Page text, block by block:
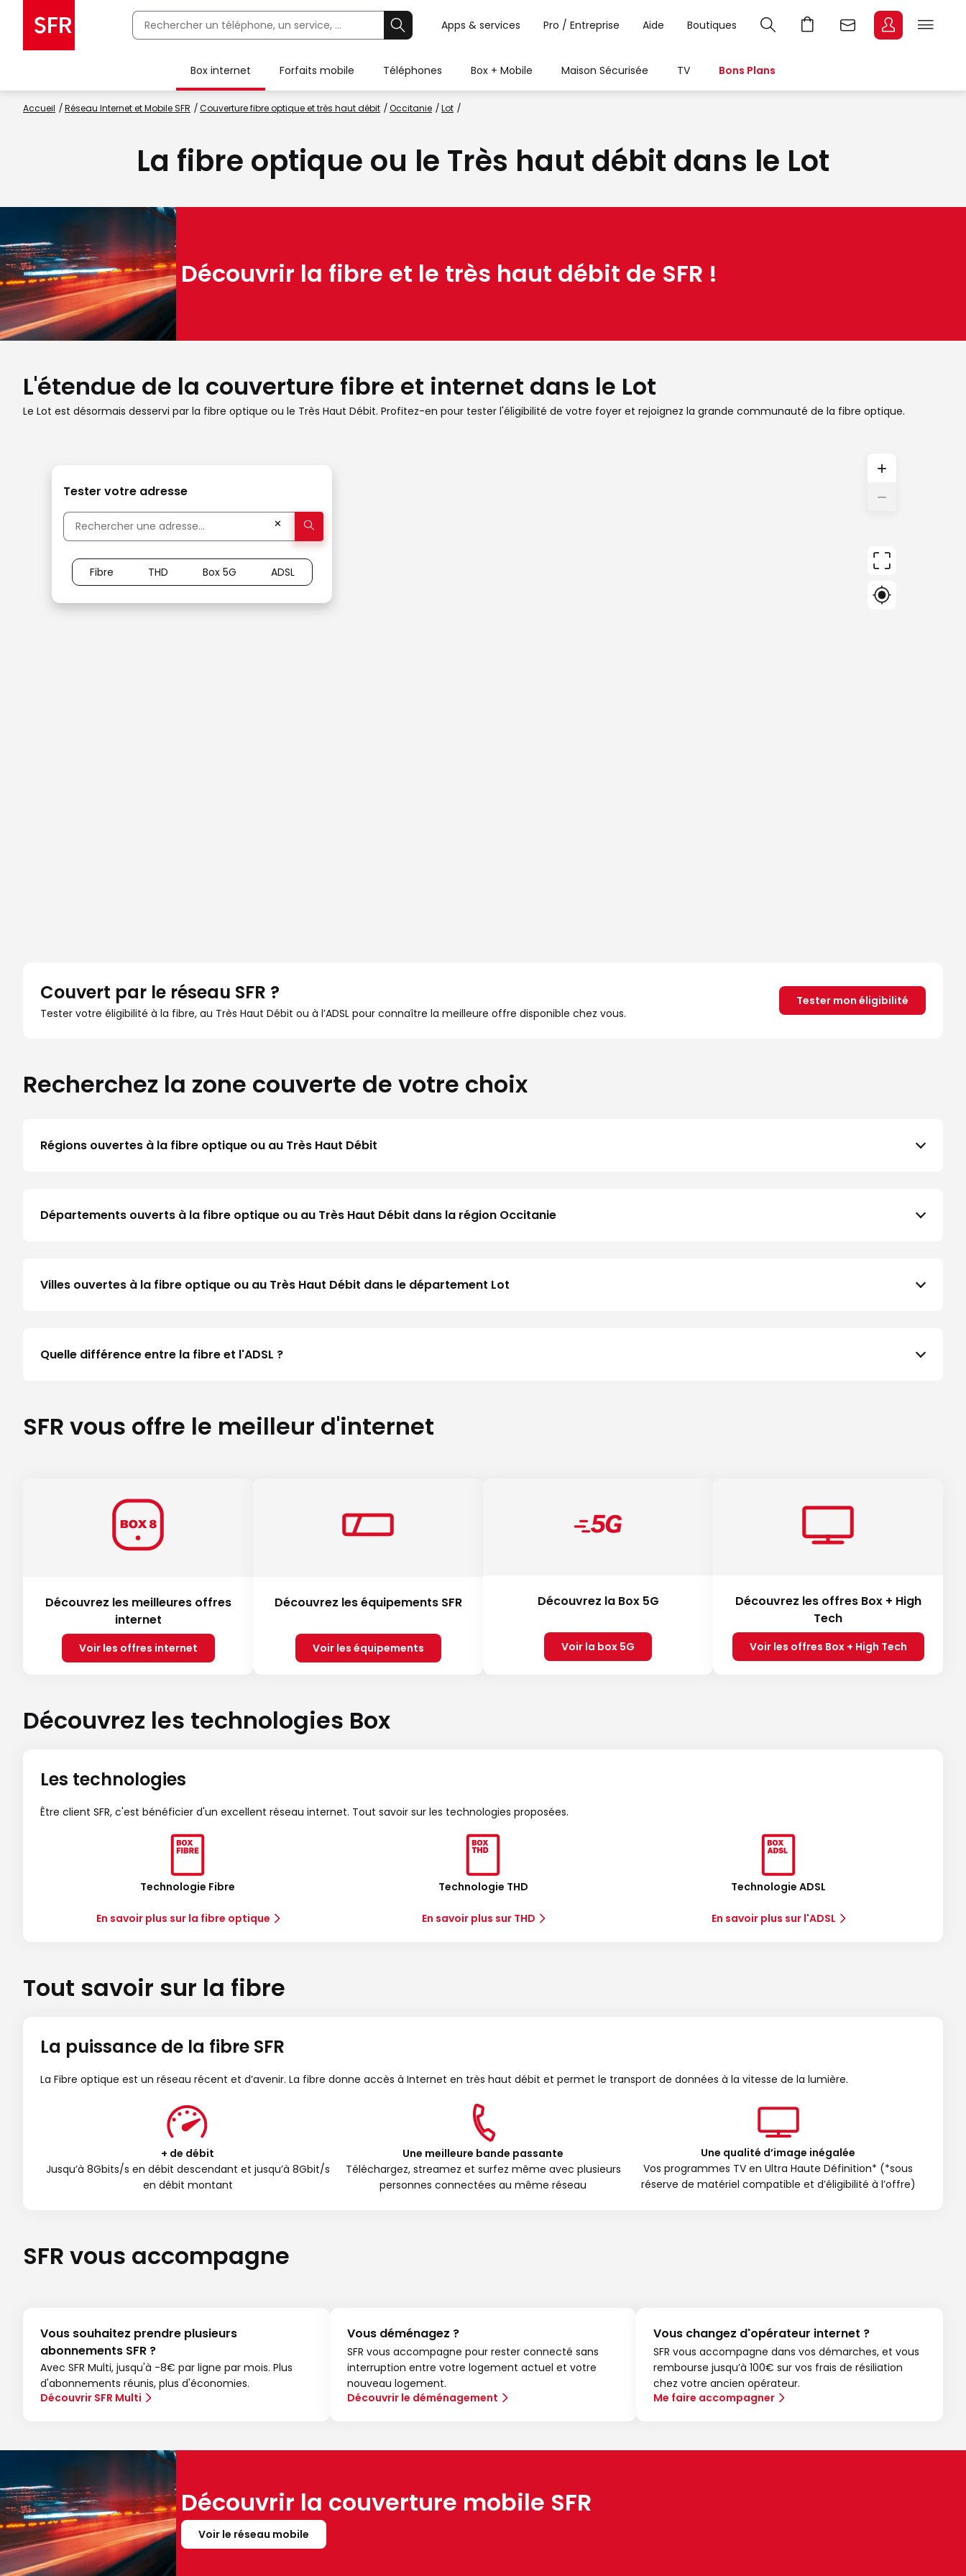
Apps & services Pro / Entreprise Aide Boutiques
Box internet Forfaits mobile Téléphones Box + Mobile Maison Sécurisée TV Bons Plans
Accueil Réseau Internet et Mobile SFR Couverture fibre optique et très haut débit Occitanie Lot
La fibre optique ou le Très haut débit dans le Lot
Découvrir la fibre et le très haut débit de SFR !
L'étendue de la couverture fibre et internet dans le Lot
Le Lot est désormais desservi par la fibre optique ou le Très Haut Débit. Profitez-en pour tester l'éligibilité de votre foyer et rejoignez la grande communauté de la fibre optique.
+
−
Tester votre adresse
✕
Fibre THD Box 5G ADSL
Couvert par le réseau SFR ?
Tester votre éligibilité à la fibre, au Très Haut Débit ou à l’ADSL pour connaître la meilleure offre disponible chez vous.
Tester mon éligibilité
Recherchez la zone couverte de votre choix
Régions ouvertes à la fibre optique ou au Très Haut Débit
Départements ouverts à la fibre optique ou au Très Haut Débit dans la région Occitanie
Villes ouvertes à la fibre optique ou au Très Haut Débit dans le département Lot
Quelle différence entre la fibre et l'ADSL ?
SFR vous offre le meilleur d'internet
Découvrez les meilleures offres
internet
Voir les offres internet
Découvrez les équipements SFR
Voir les équipements
Découvrez la Box 5G
Voir la box 5G
Découvrez les offres Box + High
Tech
Voir les offres Box + High Tech
Découvrez les technologies Box
Les technologies
Être client SFR, c'est bénéficier d'un excellent réseau internet. Tout savoir sur les technologies proposées.
Technologie Fibre
En savoir plus sur la fibre optique
Technologie THD
En savoir plus sur THD
Technologie ADSL
En savoir plus sur l'ADSL
Tout savoir sur la fibre
La puissance de la fibre SFR
La Fibre optique est un réseau récent et d’avenir. La fibre donne accès à Internet en très haut débit et permet le transport de données à la vitesse de la lumière.
+ de débit
Jusqu’à 8Gbits/s en débit descendant et jusqu’à 8Gbit/s
en débit montant
Une meilleure bande passante
Téléchargez, streamez et surfez même avec plusieurs
personnes connectées au même réseau
Une qualité d’image inégalée
Vos programmes TV en Ultra Haute Définition* (*sous
réserve de matériel compatible et d’éligibilité à l’offre)
SFR vous accompagne
Vous souhaitez prendre plusieurs
abonnements SFR ?
Avec SFR Multi, jusqu'à -8€ par ligne par mois. Plus
d'abonnements réunis, plus d'économies.
Découvrir SFR Multi
Vous déménagez ?
SFR vous accompagne pour rester connecté sans
interruption entre votre logement actuel et votre
nouveau logement.
Découvrir le déménagement
Vous changez d'opérateur internet ?
SFR vous accompagne dans vos démarches, et vous
rembourse jusqu’à 100€ sur vos frais de résiliation
chez votre ancien opérateur.
Me faire accompagner
Découvrir la couverture mobile SFR
Voir le réseau mobile